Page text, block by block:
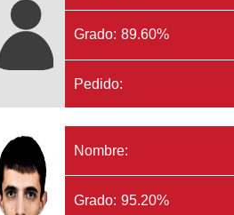
Grado: 89.60%
Pedido:
Nombre:
Grado: 95.20%